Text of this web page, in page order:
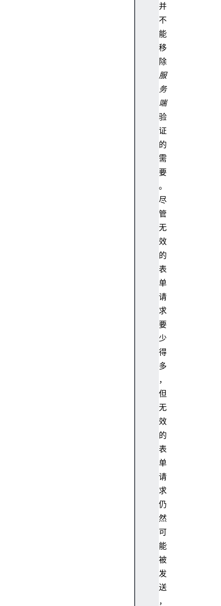
并
不
能
移
除
服
务
端
验
证
的
需
要
。
尽
管
无
效
的
表
单
请
求
要
少
得
多
，
但
无
效
的
表
单
请
求
仍
然
可
能
被
发
送
，